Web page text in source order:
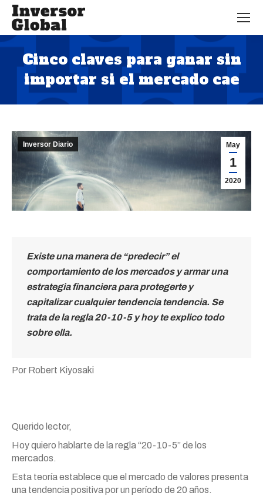
Cinco claves para ganar sin
importar si el mercado cae
Estás aquí:
May
1
2020
Inversor Diario
Existe una manera de “predecir” el
comportamiento de los mercados y armar una
estrategia financiera para protegerte y
capitalizar cualquier tendencia tendencia. Se
trata de la regla 20-10-5 y hoy te explico todo
sobre ella.
Por Robert Kiyosaki
Querido lector,
Hoy quiero hablarte de la regla “20-10-5” de los
mercados.
Esta teoría establece que el mercado de valores presenta
una tendencia positiva por un período de 20 años.